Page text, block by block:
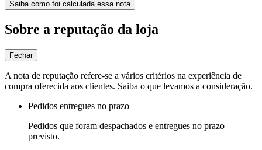
Saiba como foi calculada essa nota
Sobre a reputação da loja
Fechar
A nota de reputação refere-se a vários critérios na experiência de
compra oferecida aos clientes. Saiba o que levamos a consideração.
Pedidos entregues no prazo
Pedidos que foram despachados e entregues no prazo
previsto.